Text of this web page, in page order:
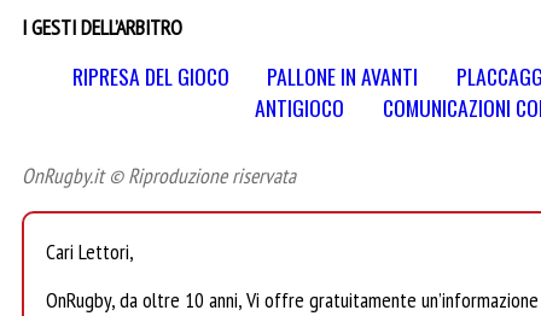
I GESTI DELL’ARBITRO
RIPRESA DEL GIOCO PALLONE IN AVANTI
ANTIGIOCO
COMUNICAZIONI
OnRugby.it © Riproduzione riservata
Cari Lettori,
OnRugby, da oltre 10 anni, Vi offre gratuitamente